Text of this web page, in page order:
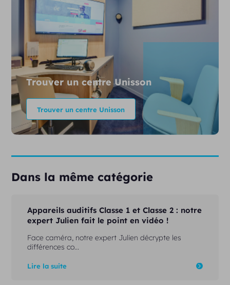
Trouver un centre Unisson
Trouver un centre Unisson
Dans la même catégorie
Appareils auditifs Classe 1 et Classe 2 : notre
expert Julien fait le point en vidéo !
Face caméra, notre expert Julien décrypte les
différences co...
Lire la suite